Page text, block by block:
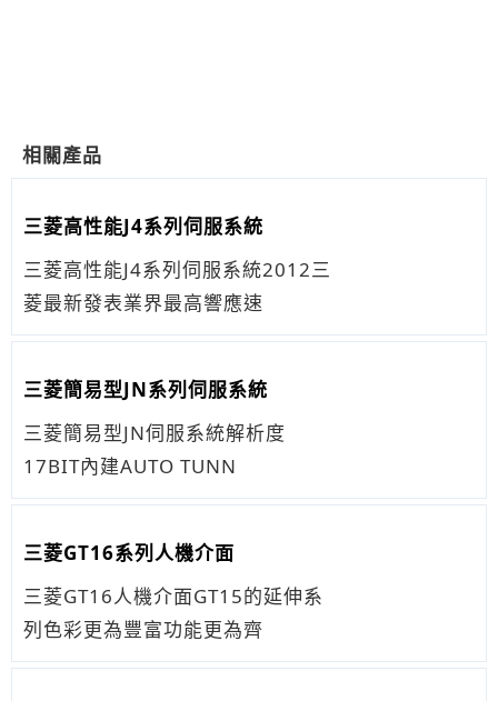
相關產品
三菱高性能J4系列伺服系統
三菱高性能J4系列伺服系統2012三
菱最新發表業界最高響應速
三菱簡易型JN系列伺服系統
三菱簡易型JN伺服系統解析度
17BIT內建AUTO TUNN
三菱GT16系列人機介面
三菱GT16人機介面GT15的延伸系
列色彩更為豐富功能更為齊